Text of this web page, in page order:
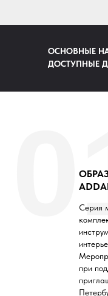
ОСНОВНЫЕ
ДОСТУПНЫЕ
Серия
при